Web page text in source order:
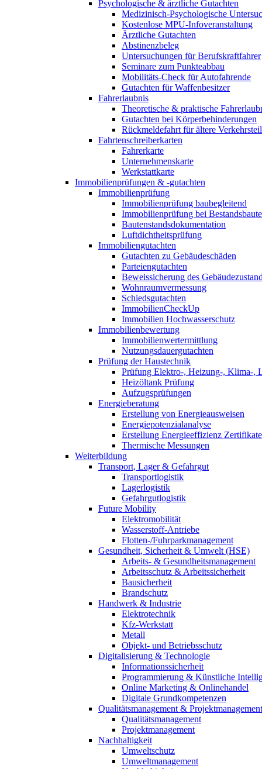
Psychologische & ärztliche Gutachten
Medizinisch-Psychologische
Kostenlose MPU-Infoveranstaltung
Ärztliche Gutachten
Abstinenzbeleg
Untersuchungen für Berufskraftfahrer
Seminare zum Punkteabbau
Mobilitäts-Check für Autofahrende
Gutachten für Waffenbesitzer
Fahrerlaubnis
Theoretische & praktische
Gutachten bei Körperbehinderungen
Rückmeldefahrt für ältere
Fahrtenschreiberkarten
Fahrerkarte
Unternehmenskarte
Werkstattkarte
Immobilienprüfungen & -gutachten
Immobilienprüfung
Immobilienprüfung baubegleitend
Immobilienprüfung bei
Bautenstandsdokumentation
Luftdichtheitsprüfung
Immobiliengutachten
Gutachten zu Gebäudeschäden
Parteiengutachten
Beweissicherung des
Wohnraumvermessung
Schiedsgutachten
ImmobilienCheckUp
Immobilien Hochwasserschutz
Immobilienbewertung
Immobilienwertermittlung
Nutzungsdauergutachten
Prüfung der Haustechnik
Prüfung Elektro-, Heizung-, Klima-,
Heizöltank Prüfung
Aufzugsprüfungen
Energieberatung
Erstellung von Energieausweisen
Energiepotenzialanalyse
Erstellung Energieeffizienz Zertifikate
Thermische Messungen
Weiterbildung
Transport, Lager & Gefahrgut
Transportlogistik
Lagerlogistik
Gefahrgutlogistik
Future Mobility
Elektromobilität
Wasserstoff-Antriebe
Flotten-/Fuhrparkmanagement
Gesundheit, Sicherheit & Umwelt (HSE)
Arbeits- & Gesundheitsmanagement
Arbeitsschutz & Arbeitssicherheit
Bausicherheit
Brandschutz
Handwerk & Industrie
Elektrotechnik
Kfz-Werkstatt
Metall
Objekt- und Betriebsschutz
Digitalisierung & Technologie
Informationssicherheit
Programmierung & Künstliche
Online Marketing & Onlinehandel
Digitale Grundkompetenzen
Qualitätsmanagement & Projektmanagement
Qualitätsmanagement
Projektmanagement
Nachhaltigkeit
Umweltschutz
Umweltmanagement